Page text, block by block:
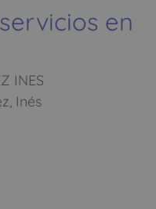
en
INES
Inés